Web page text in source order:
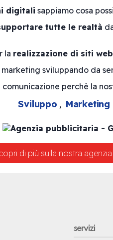
digitali sappiamo cosa
tutte le realtà
la realizzazione di siti web
sviluppando da
perchè la
Sviluppo , Marketing
di più sulla nostra
servizi